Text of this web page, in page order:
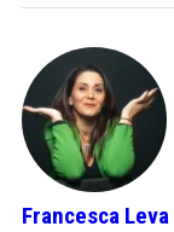
Francesca Leva